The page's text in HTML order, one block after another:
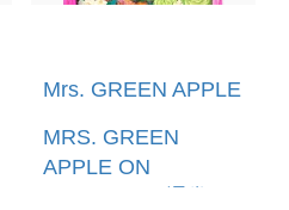
Mrs. GREEN APPLE
MRS. GREEN
APPLE ON